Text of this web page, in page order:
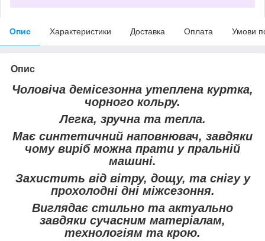
Опис Характеристики Доставка Оплата Умови
Опис
Чоловіча демісезонна утеплена куртка,
чорного кольру.
Легка, зручна та тепла.
Має синтетичний наповнювач, завдяки
чому виріб можна прати у пральній
машині.
Захистить від вітру, дощу, та снігу у
прохолодні дні міжсезоння.
Виглядає стильно та актуально
завдяки сучасним матеріалам,
технологіям та крою.